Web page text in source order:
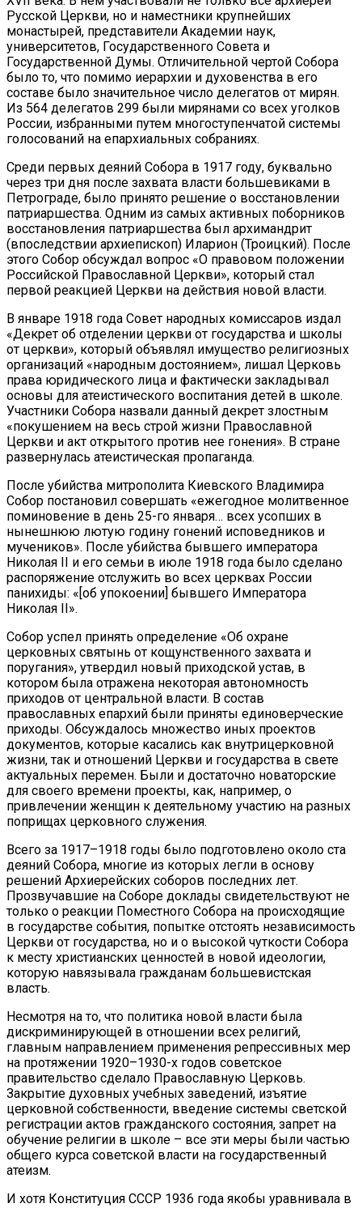
Русской Церкви, но и наместники крупнейших
монастырей, представители Академии наук,
университетов, Государственного Совета и
Государственной Думы. Отличительной чертой Собора
было то, что помимо иерархии и духовенства в его
составе было значительное число делегатов от мирян.
Из 564 делегатов 299 были мирянами со всех уголков
России, избранными путем многоступенчатой системы
голосований на епархиальных собраниях.
Среди первых деяний Собора в 1917 году, буквально
через три дня после захвата власти большевиками в
Петрограде, было принято решение о восстановлении
патриаршества. Одним из самых активных поборников
восстановления патриаршества был архимандрит
(впоследствии архиепископ) Иларион (Троицкий). После
этого Собор обсуждал вопрос «О правовом положении
Российской Православной Церкви», который стал
первой реакцией Церкви на действия новой власти.
В январе 1918 года Совет народных комиссаров издал
«Декрет об отделении церкви от государства и школы
от церкви», который объявлял имущество религиозных
организаций «народным достоянием», лишал Церковь
права юридического лица и фактически закладывал
основы для атеистического воспитания детей в школе.
Участники Собора назвали данный декрет злостным
«покушением на весь строй жизни Православной
Церкви и акт открытого против нее гонения». В стране
развернулась атеистическая пропаганда.
После убийства митрополита Киевского Владимира
Собор постановил совершать «ежегодное молитвенное
поминовение в день 25-го января… всех усопших в
нынешнюю лютую годину гонений исповедников и
мучеников». После убийства бывшего императора
Николая II и его семьи в июле 1918 года было сделано
распоряжение отслужить во всех церквах России
панихиды: «[об упокоении] бывшего Императора
Николая II».
Собор успел принять определение «Об охране
церковных святынь от кощунственного захвата и
поругания», утвердил новый приходской устав, в
котором была отражена некоторая автономность
приходов от центральной власти. В состав
православных епархий были приняты единоверческие
приходы. Обсуждалось множество иных проектов
документов, которые касались как внутрицерковной
жизни, так и отношений Церкви и государства в свете
актуальных перемен. Были и достаточно новаторские
для своего времени проекты, как, например, о
привлечении женщин к деятельному участию на разных
поприщах церковного служения.
Всего за 1917–1918 годы было подготовлено около ста
деяний Собора, многие из которых легли в основу
решений Архиерейских соборов последних лет.
Прозвучавшие на Соборе доклады свидетельствуют не
только о реакции Поместного Собора на происходящие
в государстве события, попытке отстоять независимость
Церкви от государства, но и о высокой чуткости Собора
к месту христианских ценностей в новой идеологии,
которую навязывала гражданам большевистская
власть.
Несмотря на то, что политика новой власти была
дискриминирующей в отношении всех религий,
главным направлением применения репрессивных мер
на протяжении 1920–1930-х годов советское
правительство сделало Православную Церковь.
Закрытие духовных учебных заведений, изъятие
церковной собственности, введение системы светской
регистрации актов гражданского состояния, запрет на
обучение религии в школе – все эти меры были частью
общего курса советской власти на государственный
атеизм.
И хотя Конституция СССР 1936 года якобы уравнивала в